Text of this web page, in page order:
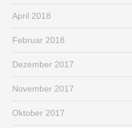
April 2018
Februar 2018
Dezember 2017
November 2017
Oktober 2017